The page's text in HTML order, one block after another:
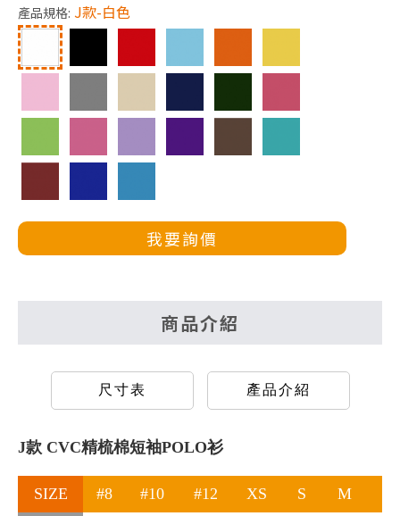
產品規格: J款-白色
我要詢價
商品介紹
尺寸表 產品介紹
J款 CVC精梳棉短袖POLO衫
SIZE #8 #10 #12 XS S M